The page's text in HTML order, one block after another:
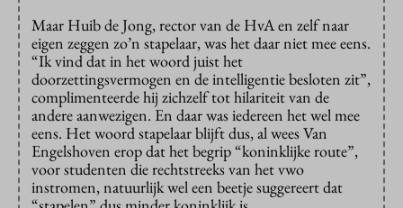
Maar Huib de Jong, rector van de HvA en zelf naar
eigen zeggen zo’n stapelaar, was het daar niet mee eens.
“Ik vind dat in het woord juist het
doorzettingsvermogen en de intelligentie besloten zit”,
complimenteerde hij zichzelf tot hilariteit van de
andere aanwezigen. En daar was iedereen het wel mee
eens. Het woord stapelaar blijft dus, al wees Van
Engelshoven erop dat het begrip “koninklijke route”,
voor studenten die rechtstreeks van het vwo
instromen, natuurlijk wel een beetje suggereert dat